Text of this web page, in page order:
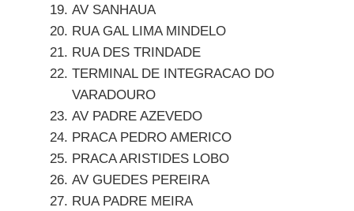
AV SANHAUA
RUA GAL LIMA MINDELO
RUA DES TRINDADE
TERMINAL DE INTEGRACAO DO
VARADOURO
AV PADRE AZEVEDO
PRACA PEDRO AMERICO
PRACA ARISTIDES LOBO
AV GUEDES PEREIRA
RUA PADRE MEIRA